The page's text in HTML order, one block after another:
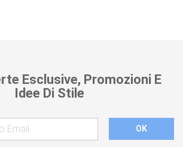
Esclusive, Promozioni E
Idee Di Stile